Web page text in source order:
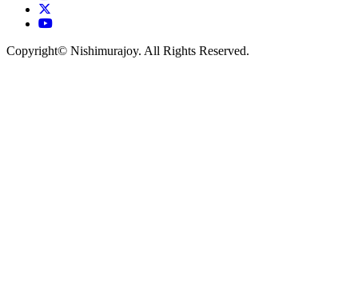
Copyright©︎ Nishimurajoy. All Rights Reserved.